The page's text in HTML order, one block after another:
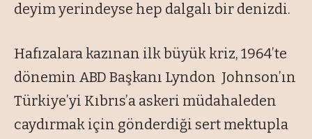
deyim yerindeyse hep dalgalı bir denizdi.
Hafızalara kazınan ilk büyük kriz, 1964’te
dönemin ABD Başkanı Lyndon Johnson’ın
Türkiye’yi Kıbrıs’a askeri müdahaleden
caydırmak için gönderdiği sert mektupla